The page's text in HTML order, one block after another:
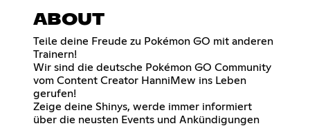
ABOUT
Teile deine Freude zu Pokémon GO mit anderen
Trainern!
Wir sind die deutsche Pokémon GO Community
vom Content Creator HanniMew ins Leben
gerufen!
Zeige deine Shinys, werde immer informiert
über die neusten Events und Ankündigungen